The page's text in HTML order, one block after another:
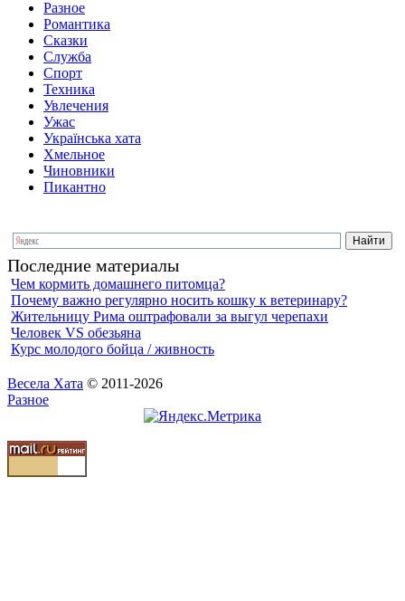
Разное
Романтика
Сказки
Служба
Спорт
Техника
Увлечения
Ужас
Українська хата
Хмельное
Чиновники
Пикантно
Последние материалы
Чем кормить домашнего питомца?
Почему важно регулярно носить кошку к ветеринару?
Жительницу Рима оштрафовали за выгул черепахи
Человек VS обезьяна
Курс молодого бойца / живность
Весела Хата © 2011-2026
Разное